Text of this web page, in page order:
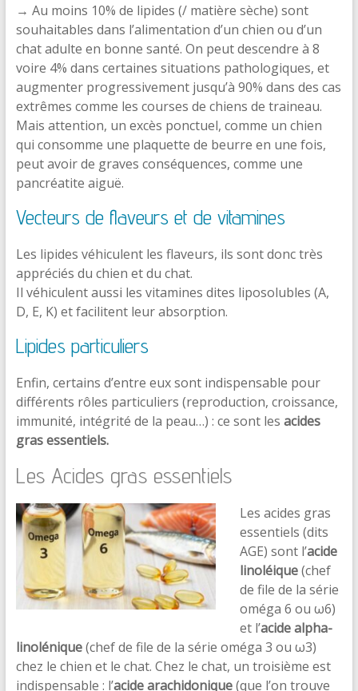
→ Au moins 10% de lipides (/ matière sèche) sont
souhaitables dans l’alimentation d’un chien ou d’un
chat adulte en bonne santé. On peut descendre à 8
voire 4% dans certaines situations pathologiques, et
augmenter progressivement jusqu’à 90% dans des cas
extrêmes comme les courses de chiens de traineau.
Mais attention, un excès ponctuel, comme un chien
qui consomme une plaquette de beurre en une fois,
peut avoir de graves conséquences, comme une
pancréatite aiguë.
Vecteurs de flaveurs et de vitamines
Les lipides véhiculent les flaveurs, ils sont donc très
appréciés du chien et du chat.
Il véhiculent aussi les vitamines dites liposolubles (A,
D, E, K) et facilitent leur absorption.
Lipides particuliers
Enfin, certains d’entre eux sont indispensable pour
différents rôles particuliers (reproduction, croissance,
immunité, intégrité de la peau…) : ce sont les acides
gras essentiels.
Les Acides gras essentiels
Les acides gras
essentiels (dits
AGE) sont l’acide
linoléique(chef
de file de la série
oméga 6 ou ω6)
et l’acide alpha-
linolénique(chef de file de la série oméga 3 ou ω3)
chez le chien et le chat. Chez le chat, un troisième est
indispensable : l’acide arachidonique(que l’on trouve